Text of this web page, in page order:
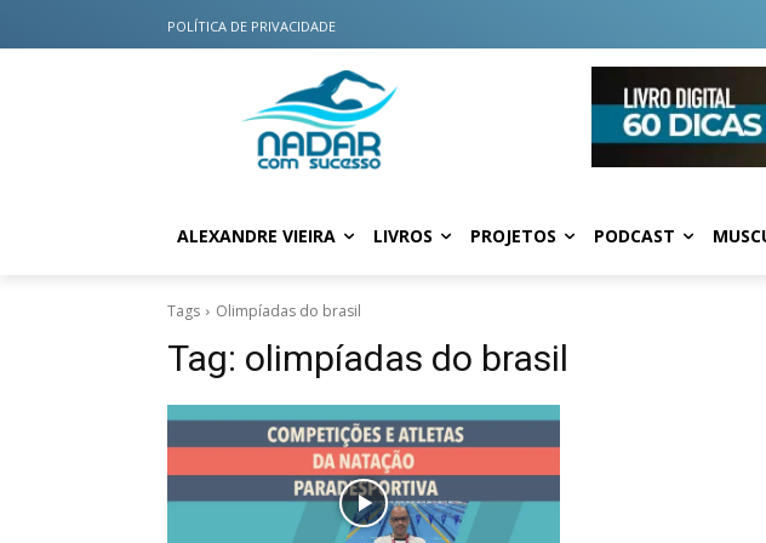
POLÍTICA DE PRIVACIDADE
ALEXANDRE VIEIRA LIVROS PROJETOS PODCAST
Tags Olimpíadas do brasil
Tag: olimpíadas do brasil